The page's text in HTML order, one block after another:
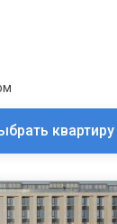
квартиру